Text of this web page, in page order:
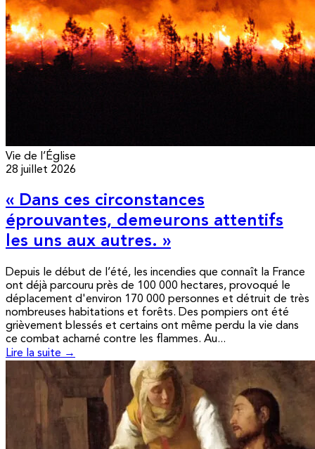
Vie de l’Église
28 juillet 2026
« Dans ces circonstances
éprouvantes, demeurons attentifs
les uns aux autres. »
Depuis le début de l’été, les incendies que connaît la France
ont déjà parcouru près de 100 000 hectares, provoqué le
déplacement d'environ 170 000 personnes et détruit de très
nombreuses habitations et forêts. Des pompiers ont été
grièvement blessés et certains ont même perdu la vie dans
ce combat acharné contre les flammes. Au...
Lire la suite →